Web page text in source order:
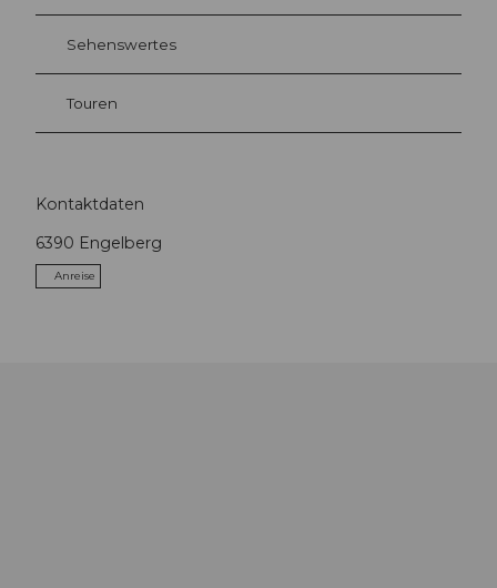
Sehenswertes
Touren
Kontaktdaten
6390 Engelberg
Anreise